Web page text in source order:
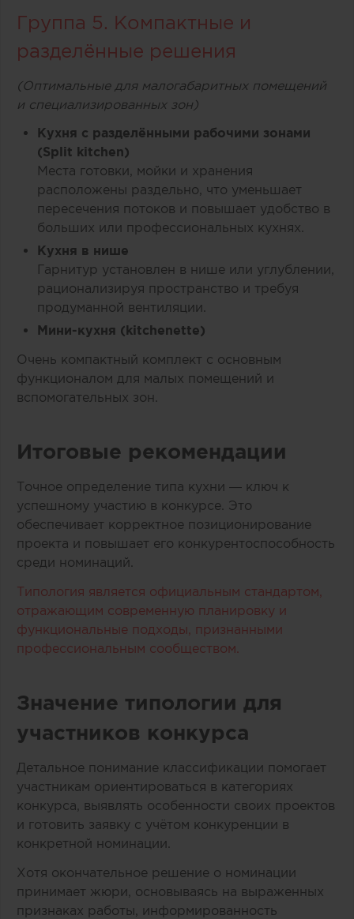
Группа 5. Компактные и
разделённые решения
(Оптимальные для малогабаритных помещений
и специализированных зон)
Кухня с разделёнными рабочими зонами
(Split kitchen)
Места готовки, мойки и хранения
расположены раздельно, что уменьшает
пересечения потоков и повышает удобство в
больших или профессиональных кухнях.
Кухня в нише
Гарнитур установлен в нише или углублении,
рационализируя пространство и требуя
продуманной вентиляции.
Мини-кухня (kitchenette)
Очень компактный комплект с основным
функционалом для малых помещений и
вспомогательных зон.
Итоговые рекомендации
Точное определение типа кухни — ключ к
успешному участию в конкурсе. Это
обеспечивает корректное позиционирование
проекта и повышает его конкурентоспособность
среди номинаций.
Типология является официальным стандартом,
отражающим современную планировку и
функциональные подходы, признанными
профессиональным сообществом.
Значение типологии для
участников конкурса
Детальное понимание классификации помогает
участникам ориентироваться в категориях
конкурса, выявлять особенности своих проектов
и готовить заявку с учётом конкуренции в
конкретной номинации.
Хотя окончательное решение о номинации
принимает жюри, основываясь на выраженных
признаках работы, информированность